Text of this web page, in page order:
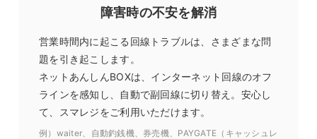
障害時の不安を解消
営業時間内に起こる回線トラブルは、さまざまな問
題を引き起こします。
ネットあんしんBOXは、インターネット回線のオフ
ラインを感知し、自動で副回線に切り替え。安心し
て、スマレジをご利用いただけます。
例）waiter、自動釣銭機、券売機、PAYGATE（キャッシュレ